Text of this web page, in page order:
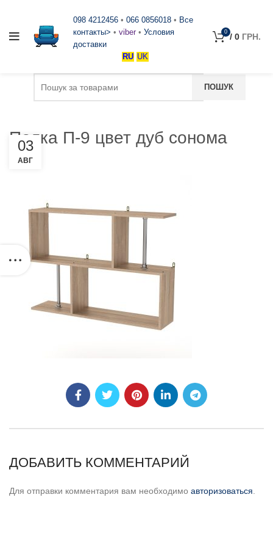
098 4212456 • 066 0856018 • Все
контакты> • viber • Условия
доставки
RU UK
0 / 0 ГРН.
Полка П-9 цвет дуб сонома
03
АВГ
ДОБАВИТЬ КОММЕНТАРИЙ
Для отправки комментария вам необходимо авторизоваться